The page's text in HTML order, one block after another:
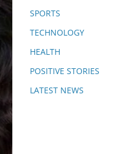
SPORTS
TECHNOLOGY
HEALTH
POSITIVE STORIES
LATEST NEWS